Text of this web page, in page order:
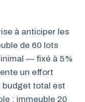
à anticiper les
de 60 lots
— fixé à 5%
un effort
budget total est
: immeuble 20